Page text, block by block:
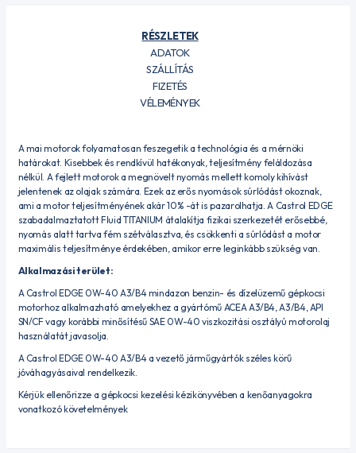
RÉSZLETEK
ADATOK
SZÁLLÍTÁS
FIZETÉS
VÉLEMÉNYEK
A mai motorok folyamatosan feszegetik a technológia és a mérnöki
határokat. Kisebbek és rendkívül hatékonyak, teljesítmény feláldozása
nélkül. A fejlett motorok a megnövelt nyomás mellett komoly kihívást
jelentenek az olajak számára. Ezek az erős nyomások súrlódást okoznak,
ami a motor teljesítményének akár 10% -át is pazarolhatja. A Castrol EDGE
szabadalmaztatott Fluid TITANIUM átalakítja fizikai szerkezetét erősebbé,
nyomás alatt tartva fém szétválasztva, és csökkenti a súrlódást a motor
maximális teljesítménye érdekében, amikor erre leginkább szükség van.
Alkalmazási terület:
A Castrol EDGE 0W-40 A3/B4 mindazon benzin- és dízelüzemű gépkocsi
motorhoz alkalmazható amelyekhez a gyártómű ACEA A3/B4, A3/B4, API
SN/CF vagy korábbi minősítésű SAE 0W-40 viszkozitási osztályú motorolaj
használatát javasolja.
A Castrol EDGE 0W-40 A3/B4 a vezető járműgyártók széles körű
jóváhagyásaival rendelkezik.
Kérjük ellenőrizze a gépkocsi kezelési kézikönyvében a kenőanyagokra
vonatkozó követelmények